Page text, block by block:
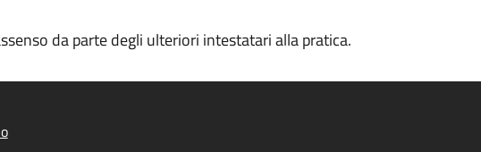
da parte degli ulteriori intestatari alla pratica.